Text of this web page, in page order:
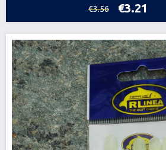
€3.56 €3.21